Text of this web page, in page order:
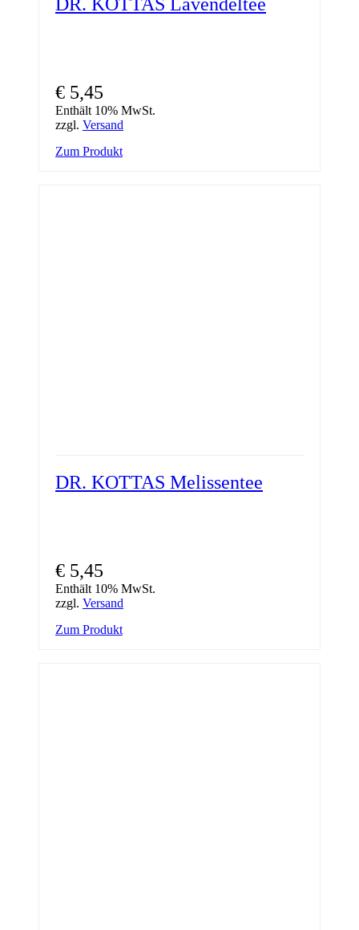
€ 5,45
Enthält 10% MwSt.
zzgl. Versand
Zum Produkt
DR. KOTTAS Melissentee
€ 5,45
Enthält 10% MwSt.
zzgl. Versand
Zum Produkt